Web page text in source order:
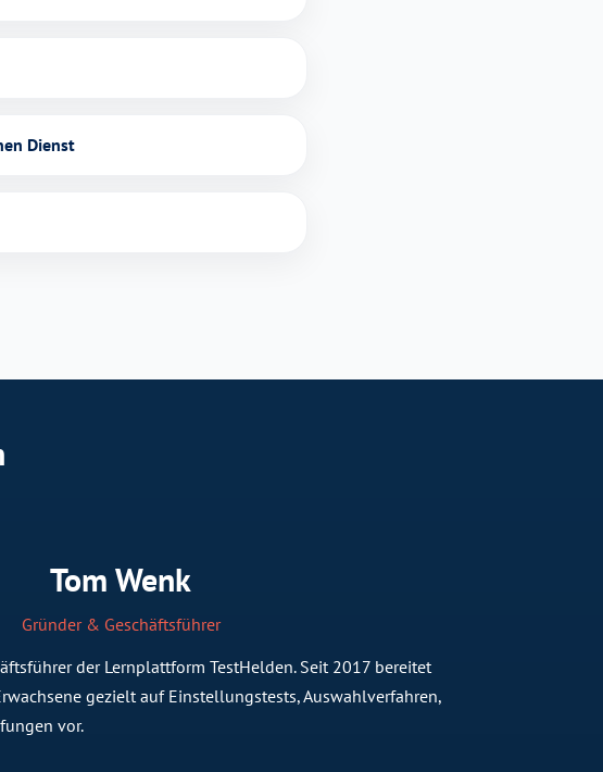
Dienst
Tom Wenk
Gründer & Geschäftsführer
der Lernplattform TestHelden. Seit 2017 bereitet
gezielt auf Einstellungstests, Auswahlverfahren,
vor.